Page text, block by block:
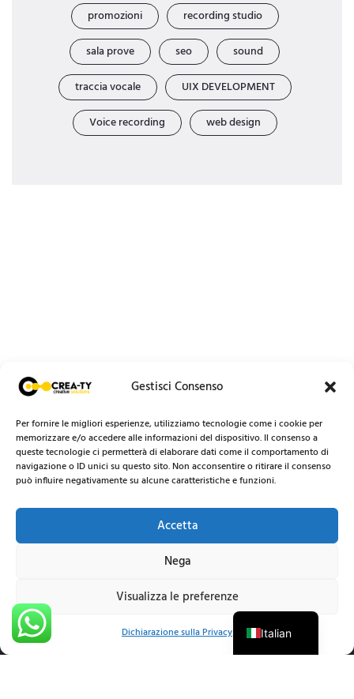
Gestisci Consenso
Per fornire le migliori esperienze, utilizziamo tecnologie come i cookie per
memorizzare e/o accedere alle informazioni del dispositivo. Il consenso a
queste tecnologie ci permetterà di elaborare dati come il comportamento di
navigazione o ID unici su questo sito. Non acconsentire o ritirare il consenso
può influire negativamente su alcune caratteristiche e funzioni.
Accetta
Nega
Visualizza le preferenze
Dichiarazione sulla Privacy
promozioni
recording studio
sala prove
seo
sound
traccia vocale
UIX DEVELOPMENT
Voice recording
web design
Italian